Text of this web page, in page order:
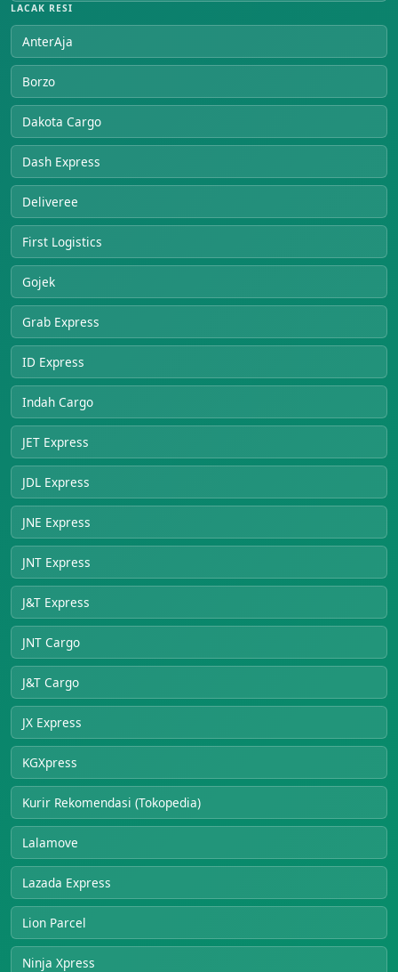
LACAK RESI
AnterAja
Borzo
Dakota Cargo
Dash Express
Deliveree
First Logistics
Gojek
Grab Express
ID Express
Indah Cargo
JET Express
JDL Express
JNE Express
JNT Express
J&T Express
JNT Cargo
J&T Cargo
JX Express
KGXpress
Kurir Rekomendasi (Tokopedia)
Lalamove
Lazada Express
Lion Parcel
Ninja Xpress